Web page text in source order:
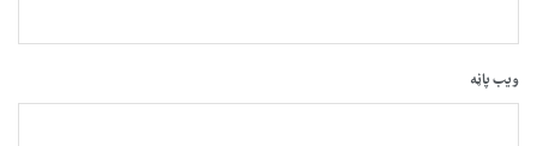
ویب پاڼه